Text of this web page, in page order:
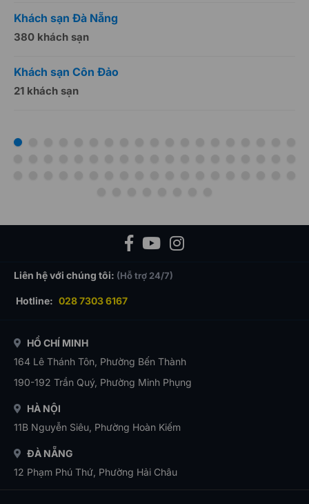
Khách sạn Đà Nẵng
380 khách sạn
Khách sạn Côn Đảo
21 khách sạn
Liên hệ với chúng tôi: (Hỗ trợ 24/7)
Hotline: 028 7303 6167
HỒ CHÍ MINH
164 Lê Thánh Tôn, Phường Bến Thành
190-192 Trần Quý, Phường Minh Phụng
HÀ NỘI
11B Nguyễn Siêu, Phường Hoàn Kiếm
ĐÀ NẴNG
12 Phạm Phú Thứ, Phường Hải Châu